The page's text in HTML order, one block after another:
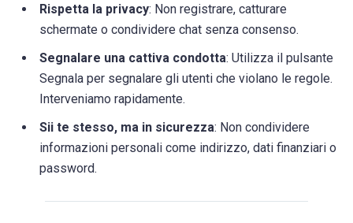
Rispetta la privacy: Non registrare, catturare
schermate o condividere chat senza consenso.
Segnalare una cattiva condotta: Utilizza il pulsante
Segnala per segnalare gli utenti che violano le regole.
Interveniamo rapidamente.
Sii te stesso, ma in sicurezza: Non condividere
informazioni personali come indirizzo, dati finanziari o
password.